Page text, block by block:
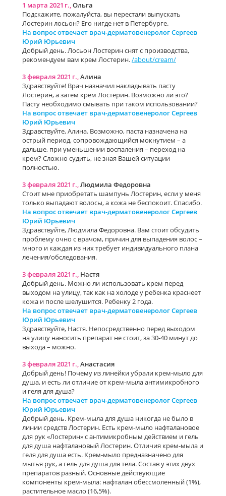
1 марта 2021 г.,Ольга
Подскажите, пожалуйста, вы перестали выпускать
Лостерин лосьон? Его нигде нет в Петербурге.
На вопрос отвечает врач-дерматовенеролог Сергеев
Юрий Юрьевич
Добрый день. Лосьон Лостерин снят с производства,
рекомендуем вам крем Лостерин./about/cream/
3 февраля 2021 г.,Алина
Здравствуйте! Врач назначил накладывать пасту
Лостерин, а затем крем Лостерин. Возможно ли это?
Пасту необходимо смывать при таком использовании?
На вопрос отвечает врач-дерматовенеролог Сергеев
Юрий Юрьевич
Здравствуйте, Алина. Возможно, паста назначена на
острый период, сопровождающийся мокнутием – а
дальше, при уменьшении воспаления – переход на
крем? Сложно судить, не зная Вашей ситуации
полностью.
3 февраля 2021 г.,Людмила Федоровна
Стоит мне приобретать шампунь Лостерин, если у меня
только выпадают волосы, а кожа не беспокоит. Спасибо.
На вопрос отвечает врач-дерматовенеролог Сергеев
Юрий Юрьевич
Здравствуйте, Людмила Федоровна. Вам стоит обсудить
проблему очно с врачом, причин для выпадения волос –
много и каждая из них требует индивидуального плана
лечения/обследования.
3 февраля 2021 г., Настя
Добрый день. Можно ли использовать крем перед
выходом на улицу, так как на холоде у ребенка краснеет
кожа и после шелушится. Ребенку 2 года.
На вопрос отвечает врач-дерматовенеролог Сергеев
Юрий Юрьевич
Здравствуйте, Настя. Непосредственно перед выходом
на улицу наносить препарат не стоит, за 30-40 минут до
выхода – можно.
3 февраля 2021 г., Анастасия
Добрый день! Почему из линейки убрали крем-мыло для
душа, и есть ли отличие от крем-мыла антимикробного
и геля для душа?
На вопрос отвечает врач-дерматовенеролог Сергеев
Юрий Юрьевич
Добрый день. Крем-мыла для душа никогда не было в
линии средств Лостерин. Есть крем-мыло нафталановое
для рук «Лостерин» с антимикробным действием и гель
для душа нафталановый Лостерин. Отличия крем-мыла и
геля для душа есть. Крем-мыло предназначено для
мытья рук, а гель для душа для тела. Состав у этих двух
препаратов разный. Основные действующие
компоненты крем-мыла: нафталан обессмоленный (1%),
растительное масло (16,5%).